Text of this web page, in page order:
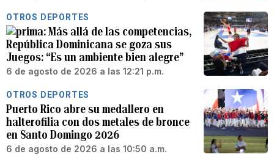
OTROS DEPORTES
Más allá de las competencias,
República Dominicana se goza sus
Juegos: “Es un ambiente bien alegre”
6 de agosto de 2026 a las 12:21 p.m.
OTROS DEPORTES
Puerto Rico abre su medallero en
halterofilia con dos metales de bronce
en Santo Domingo 2026
6 de agosto de 2026 a las 10:50 a.m.